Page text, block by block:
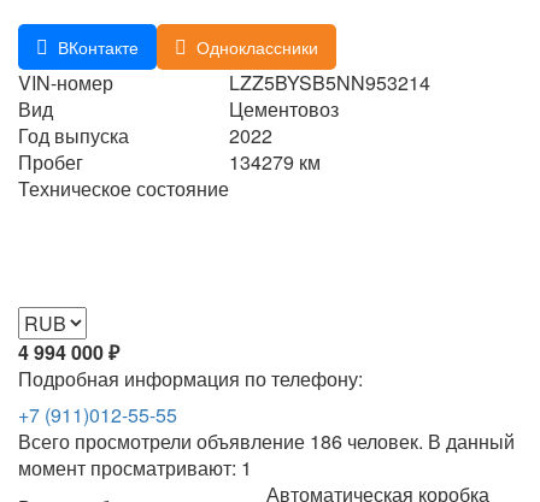
ВКонтакте Одноклассники
VIN-номер
LZZ5BYSB5NN953214
Вид
Цементовоз
Год выпуска
2022
Пробег
134279 км
Техническое состояние
4 994 000₽
Подробная информация по телефону:
+7 (911)012-55-55
Всего просмотрели объявление 186 человек. В данный
момент просматривают: 1
Автоматическая коробка